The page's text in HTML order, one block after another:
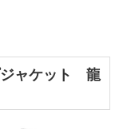
ャケット 龍